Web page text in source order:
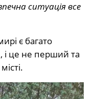
ситуація все
є багато
це не перший та